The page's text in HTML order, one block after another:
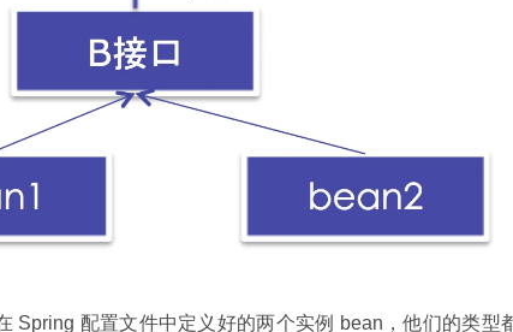
Spring 配置文件中定义好的两个实例 bean，他们的类型